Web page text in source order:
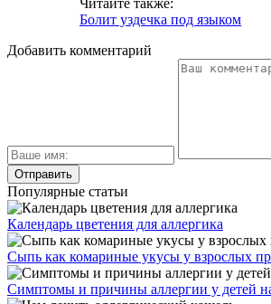
Читайте также:
Болит уздечка под языком
Добавить комментарий
Популярные статьи
Календарь цветения для аллергика
Сыпь как комариные укусы у взрослых
Симптомы и причины аллергии у детей